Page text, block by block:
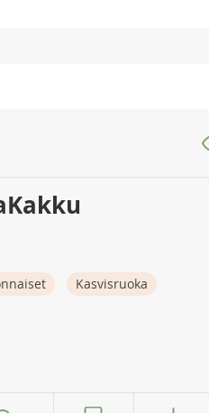
Kasvisruoka